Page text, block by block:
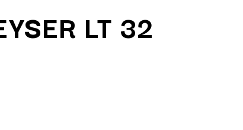
LT 32